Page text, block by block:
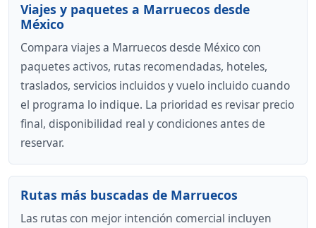
Viajes y paquetes a Marruecos desde
México
Compara viajes a Marruecos desde México con
paquetes activos, rutas recomendadas, hoteles,
traslados, servicios incluidos y vuelo incluido cuando
el programa lo indique. La prioridad es revisar precio
final, disponibilidad real y condiciones antes de
reservar.
Rutas más buscadas de Marruecos
Las rutas con mejor intención comercial incluyen